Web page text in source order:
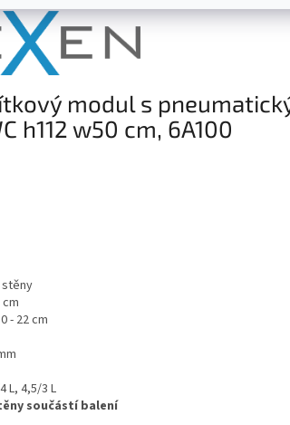
modul s
h112 w50 cm, 6A100
- 22 cm
L, 4,5/3 L
součástí balení